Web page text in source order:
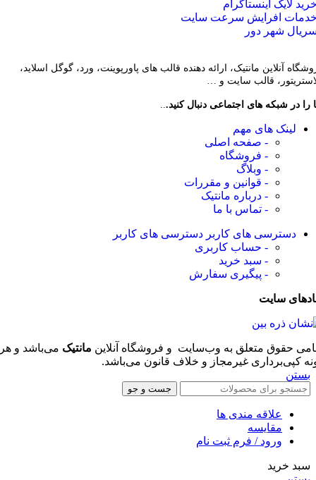
لایک اینستاگرام
افرایش سرعت سایت
شهر دور
آنلاین مانتیک، ارائه دهنده قالب های پاورپوینت، ورد، گوگل اسلاید،
قالب سایت و …
را در شبکه های اجتماعی دنبال کنید...
لینک های مهم
- صفحه اصلی
- فروشگاه
- وبلاگ
- قوانین و مقررات
- درباره مانتیک
- تماس با ما
دسترسی های کاربر دسترسی های کاربر
- حساب کاربری
- سبد خرید
- پیگیری سفارش
سایت
حقوق متعلق به وب‌سایت و فروشگاه‌ آنلاین مانتیک می‌باشد و هر
کپی‌برداری غیرمجاز و خلاف قانون می‌باشد.
بستن
جست و جو
علاقه مندی ها
مقایسه
ورود / فرم ثبت نام
سبد خرید